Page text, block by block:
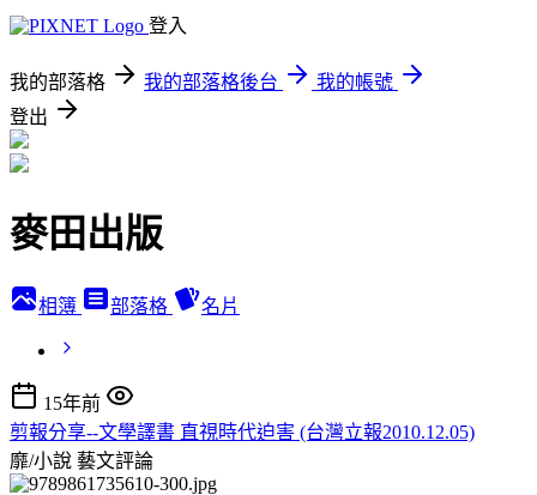
登入
我的部落格 我的部落格後台
我的帳號
登出
麥田出版
相簿 部落格 名片
15年前
剪報分享--文學譯書 直視時代迫害 (台灣立報2010.12.05)
靡/小說 藝文評論